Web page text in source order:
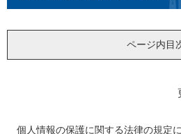
ページ内目
個人情報の保護に関する法律の規定